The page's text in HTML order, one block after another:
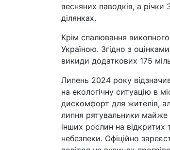
весняних паводків, а
ділянках.
Крім спалювання
Україною. Згідно з
викиди додаткових 175
Липень 2024 року
на екологічну ситуацію в
дискомфорт для жителів,
липня рятувальники майже
інших рослин на
небезпеки. Офіційно